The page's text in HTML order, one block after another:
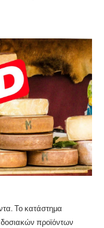
Το κατάστημα
προϊόντων